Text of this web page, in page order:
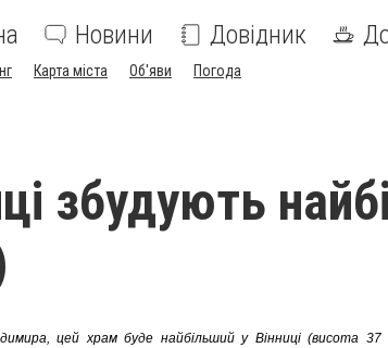
Новини Довідник
Карта міста Об'яви Погода
збудують
цей храм буде найбільший у Вінниці (висота